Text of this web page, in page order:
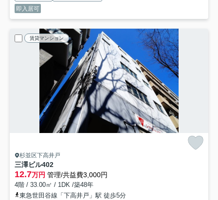
即入居可
賃貸マンション
杉並区下高井戸
三澤ビル402
12.7万円 管理/共益費3,000円
4階 / 33.00㎡ / 1DK /築48年
東急世田谷線「下高井戸」駅 徒歩5分